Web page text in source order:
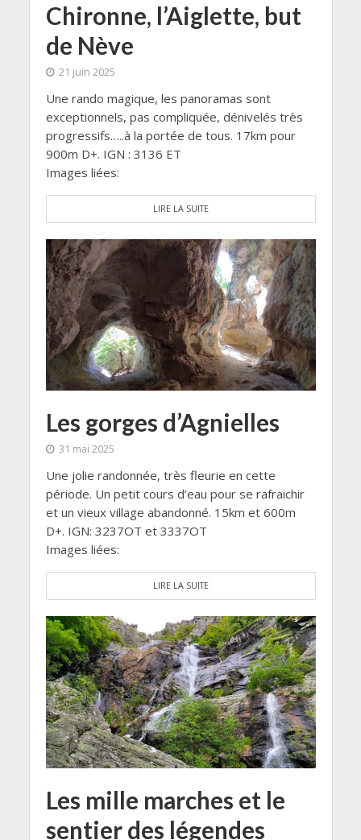
Chironne, l’Aiglette, but
de Nève
21 juin 2025
Une rando magique, les panoramas sont
exceptionnels, pas compliquée, dénivelés très
progressifs…..à la portée de tous. 17km pour
900m D+. IGN : 3136 ET
Images liées:
LIRE LA SUITE
Les gorges d’Agnielles
31 mai 2025
Une jolie randonnée, très fleurie en cette
période. Un petit cours d’eau pour se rafraichir
et un vieux village abandonné. 15km et 600m
D+. IGN: 3237OT et 3337OT
Images liées:
LIRE LA SUITE
Les mille marches et le
sentier des légendes